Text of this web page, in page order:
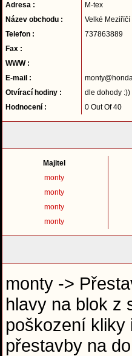
Adresa :
M-tex
Název obchodu :
Velké Meziříčí
Telefon :
737863889
Fax :
WWW :
E-mail :
Otvírací hodiny :
dle dohody :))
Hodnocení :
0 Out Of 40
Majitel
monty
monty
monty
monty
monty ->
hlavy na blok z
poškození kliky
přestavby na